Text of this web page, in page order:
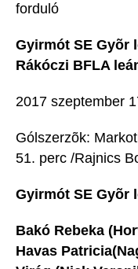
forduló
Gyirmót SE Gyõr
Rákóczi BFLA
2017 szeptember
Gólszerzõk:
51. perc /Rajnics
Gyirmót SE Gyõr
Bakó Rebeka
Havas